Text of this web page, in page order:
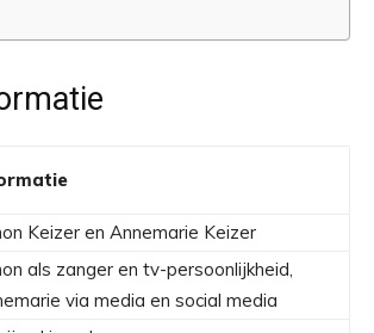
Keizer en Annemarie Keizer
als zanger en tv-persoonlijkheid,
via media en social media